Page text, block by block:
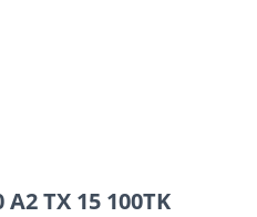
A2 TX 15 100TK